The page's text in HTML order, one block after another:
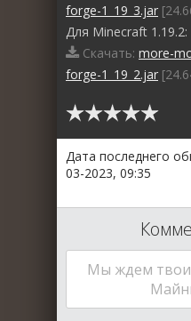
forge-1_19_3.jar
Для Minecraft 1.19.2:
Скачать: more-
forge-1_19_2.jar
Дата последнего
03-2023, 09:35
Мы ждем